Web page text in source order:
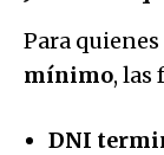
Para
mínimo, las
DNI